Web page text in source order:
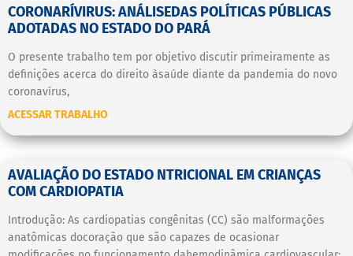
CORONARÍVIRUS: ANÁLISEDAS POLÍTICAS PÚBLICAS
ADOTADAS NO ESTADO DO PARÁ
O presente trabalho tem por objetivo discutir primeiramente as
definições acerca do direito àsaúde diante da pandemia do novo
coronavírus,
ACESSAR TRABALHO
AVALIAÇÃO DO ESTADO NTRICIONAL EM CRIANÇAS
COM CARDIOPATIA
Introdução: As cardiopatias congênitas (CC) são malformações
anatômicas docoração que são capazes de ocasionar